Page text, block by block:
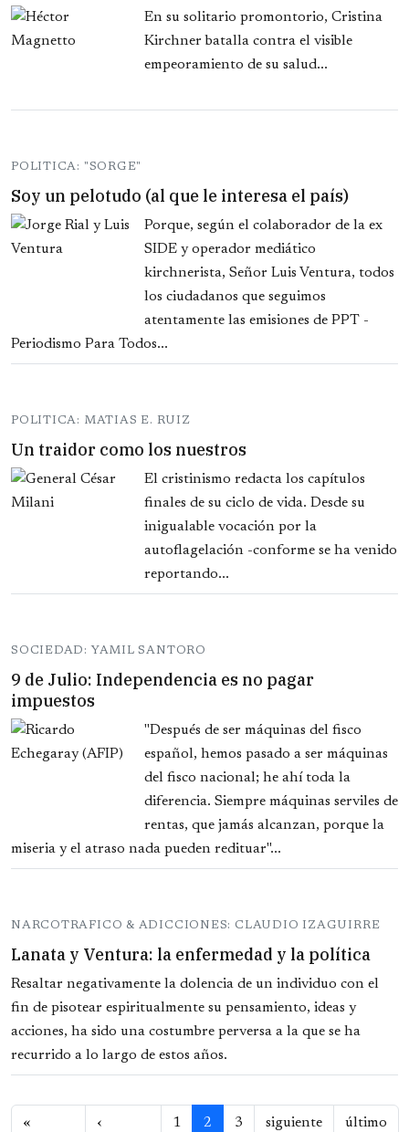
En su solitario promontorio, Cristina
Kirchner batalla contra el visible
empeoramiento de su salud...
POLITICA: "SORGE"
Soy un pelotudo (al que le interesa el país)
Porque, según el colaborador de la ex
SIDE y operador mediático
kirchnerista, Señor Luis Ventura, todos
los ciudadanos que seguimos
atentamente las emisiones de PPT -
Periodismo Para Todos...
POLITICA: MATIAS E. RUIZ
Un traidor como los nuestros
El cristinismo redacta los capítulos
finales de su ciclo de vida. Desde su
inigualable vocación por la
autoflagelación -conforme se ha venido
reportando...
SOCIEDAD: YAMIL SANTORO
9 de Julio: Independencia es no pagar
impuestos
"Después de ser máquinas del fisco
español, hemos pasado a ser máquinas
del fisco nacional; he ahí toda la
diferencia. Siempre máquinas serviles de
rentas, que jamás alcanzan, porque la
miseria y el atraso nada pueden redituar"...
NARCOTRAFICO & ADICCIONES: CLAUDIO IZAGUIRRE
Lanata y Ventura: la enfermedad y la política
Resaltar negativamente la dolencia de un individuo con el
fin de pisotear espiritualmente su pensamiento, ideas y
acciones, ha sido una costumbre perversa a la que se ha
recurrido a lo largo de estos años.
Paginación
«
‹
1 2 3
siguiente
último